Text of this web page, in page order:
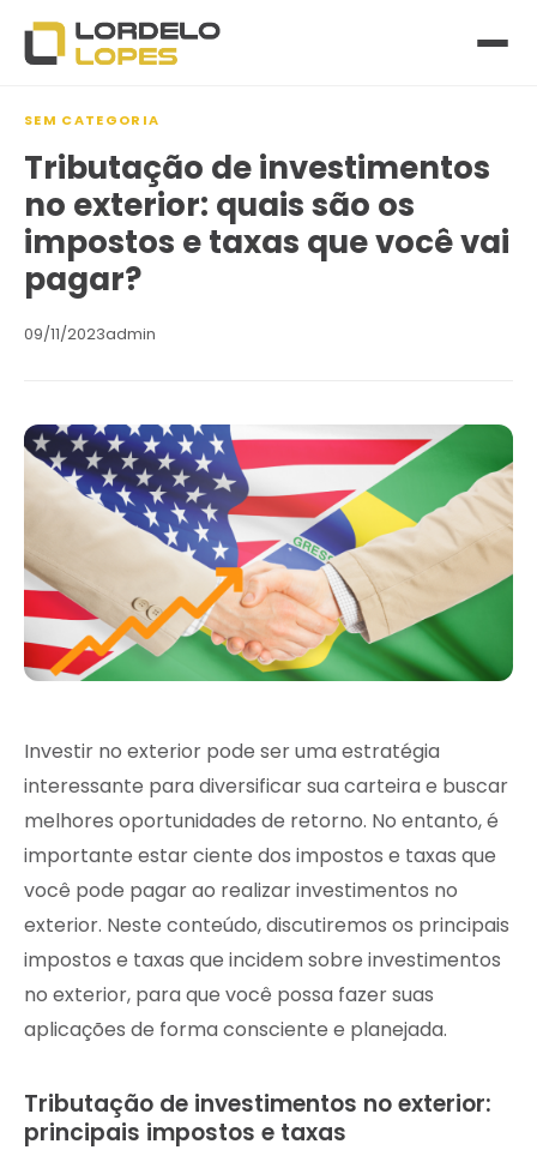
SEM CATEGORIA
Tributação de investimentos
no exterior: quais são os
impostos e taxas que você vai
pagar?
09/11/2023admin
Investir no exterior pode ser uma estratégia
interessante para diversificar sua carteira e buscar
melhores oportunidades de retorno. No entanto, é
importante estar ciente dos impostos e taxas que
você pode pagar ao realizar investimentos no
exterior. Neste conteúdo, discutiremos os principais
impostos e taxas que incidem sobre investimentos
no exterior, para que você possa fazer suas
aplicações de forma consciente e planejada.
Tributação de investimentos no exterior:
principais impostos e taxas